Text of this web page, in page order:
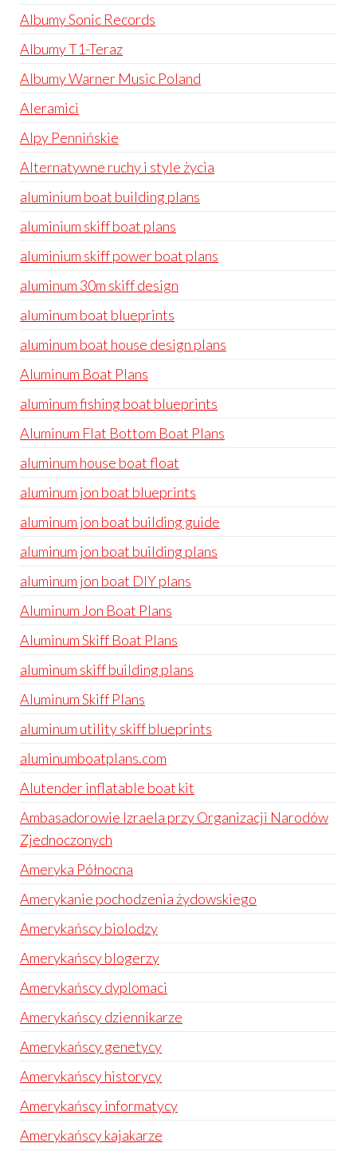
Albumy Sonic Records
Albumy T1-Teraz
Albumy Warner Music Poland
Aleramici
Alpy Pennińskie
Alternatywne ruchy i style życia
aluminium boat building plans
aluminium skiff boat plans
aluminium skiff power boat plans
aluminum 30m skiff design
aluminum boat blueprints
aluminum boat house design plans
Aluminum Boat Plans
aluminum fishing boat blueprints
Aluminum Flat Bottom Boat Plans
aluminum house boat float
aluminum jon boat blueprints
aluminum jon boat building guide
aluminum jon boat building plans
aluminum jon boat DIY plans
Aluminum Jon Boat Plans
Aluminum Skiff Boat Plans
aluminum skiff building plans
Aluminum Skiff Plans
aluminum utility skiff blueprints
aluminumboatplans.com
Alutender inflatable boat kit
Ambasadorowie Izraela przy Organizacji Narodów
Zjednoczonych
Ameryka Północna
Amerykanie pochodzenia żydowskiego
Amerykańscy biolodzy
Amerykańscy blogerzy
Amerykańscy dyplomaci
Amerykańscy dziennikarze
Amerykańscy genetycy
Amerykańscy historycy
Amerykańscy informatycy
Amerykańscy kajakarze